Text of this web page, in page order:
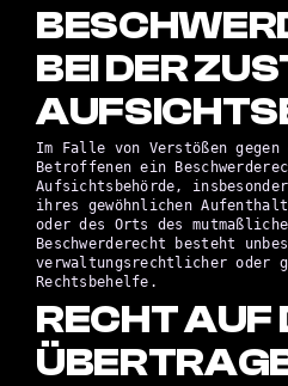
BEI DER
Im Falle von Verstößen gegen
Betroffenen ein
Aufsichtsbehörde,
ihres gewöhnlichen
oder des Orts des
Beschwerderecht besteht
verwaltungsrechtlicher oder
Rechtsbehelfe.
RECHT